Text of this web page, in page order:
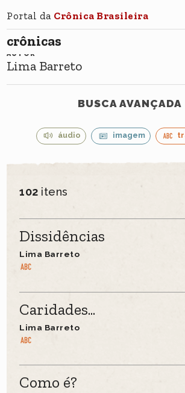
Portal da Crônica Brasileira
crônicas
AUTOR
Lima Barreto
BUSCA AVANÇADA
áudio imagem
102 itens
Dissidências
Lima Barreto
Caridades...
Lima Barreto
Como é?